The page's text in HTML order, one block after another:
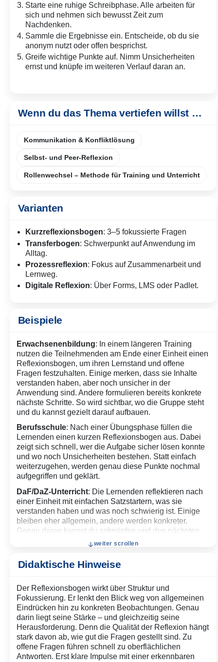
Starte eine ruhige Schreibphase. Alle arbeiten für
sich und nehmen sich bewusst Zeit zum
Nachdenken.
Sammle die Ergebnisse ein. Entscheide, ob du sie
anonym nutzt oder offen besprichst.
Greife wichtige Punkte auf. Nimm Unsicherheiten
ernst und knüpfe im weiteren Verlauf daran an.
Varianten
Kurzreflexionsbogen: 3–5 fokussierte Fragen
Transferbogen: Schwerpunkt auf Anwendung im
Alltag.
Prozessreflexion: Fokus auf Zusammenarbeit und
Lernweg.
Digitale Reflexion: Über Forms, LMS oder Padlet.
Beispiele
Erwachsenenbildung: In einem längeren Training
nutzen die Teilnehmenden am Ende einer Einheit einen
Reflexionsbogen, um ihren Lernstand und offene
Fragen festzuhalten. Einige merken, dass sie Inhalte
verstanden haben, aber noch unsicher in der
Anwendung sind. Andere formulieren bereits konkrete
nächste Schritte. So wird sichtbar, wo die Gruppe steht
und du kannst gezielt darauf aufbauen.
Berufsschule: Nach einer Übungsphase füllen die
Lernenden einen kurzen Reflexionsbogen aus. Dabei
zeigt sich schnell, wer die Aufgabe sicher lösen konnte
und wo noch Unsicherheiten bestehen. Statt einfach
weiterzugehen, werden genau diese Punkte nochmal
aufgegriffen und geklärt.
DaF/DaZ-Unterricht: Die Lernenden reflektieren nach
einer Einheit mit einfachen Satzstartern, was sie
verstanden haben und was noch schwierig ist. Einige
bleiben eher allgemein, andere werden konkreter.
Genau daran kannst du anknüpfen und den nächsten
Schritt im Unterricht besser steuern.
Sitzungen nutzt eine Person einen Reflexionsbogen,
Gespräch wird daran angeknüpft. Dadurch wird das
Coaching verbindlicher und weniger abhängig von
spontanen Eindrücken.
weiter scrollen
Didaktische Hinweise
Der Reflexionsbogen wirkt über Struktur und
Fokussierung. Er lenkt den Blick weg von allgemeinen
Eindrücken hin zu konkreten Beobachtungen. Genau
darin liegt seine Stärke – und gleichzeitig seine
Herausforderung. Denn die Qualität der Reflexion hängt
stark davon ab, wie gut die Fragen gestellt sind. Zu
offene Fragen führen schnell zu oberflächlichen
Antworten. Erst klare Impulse mit einer erkennbaren
Wenn du das Thema vertiefen willst …
Kommunikation & Konfliktlösung
Selbst- und Peer-Reflexion
Rollenwechsel – Methode für Training und Unterricht